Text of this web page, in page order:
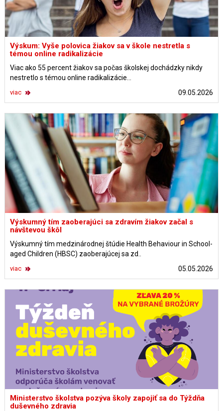
Výskum: Vyše polovica žiakov sa v škole nestretla s
témou online radikalizácie
Viac ako 55 percent žiakov sa počas školskej dochádzky nikdy
nestretlo s témou online radikalizácie...
09.05.2026
viac
Výskumný tím zaoberajúci sa zdravím žiakov začal s
návštevou škôl
Výskumný tím medzinárodnej štúdie Health Behaviour in School-
aged Children (HBSC) zaoberajúcej sa zd..
05.05.2026
viac
Ministerstvo školstva pozýva školy zapojiť sa do Týždňa
duševného zdravia